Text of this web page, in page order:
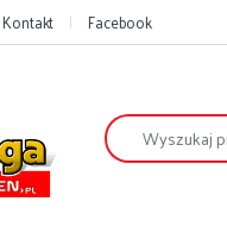
Kontakt Facebook
Szukaj: